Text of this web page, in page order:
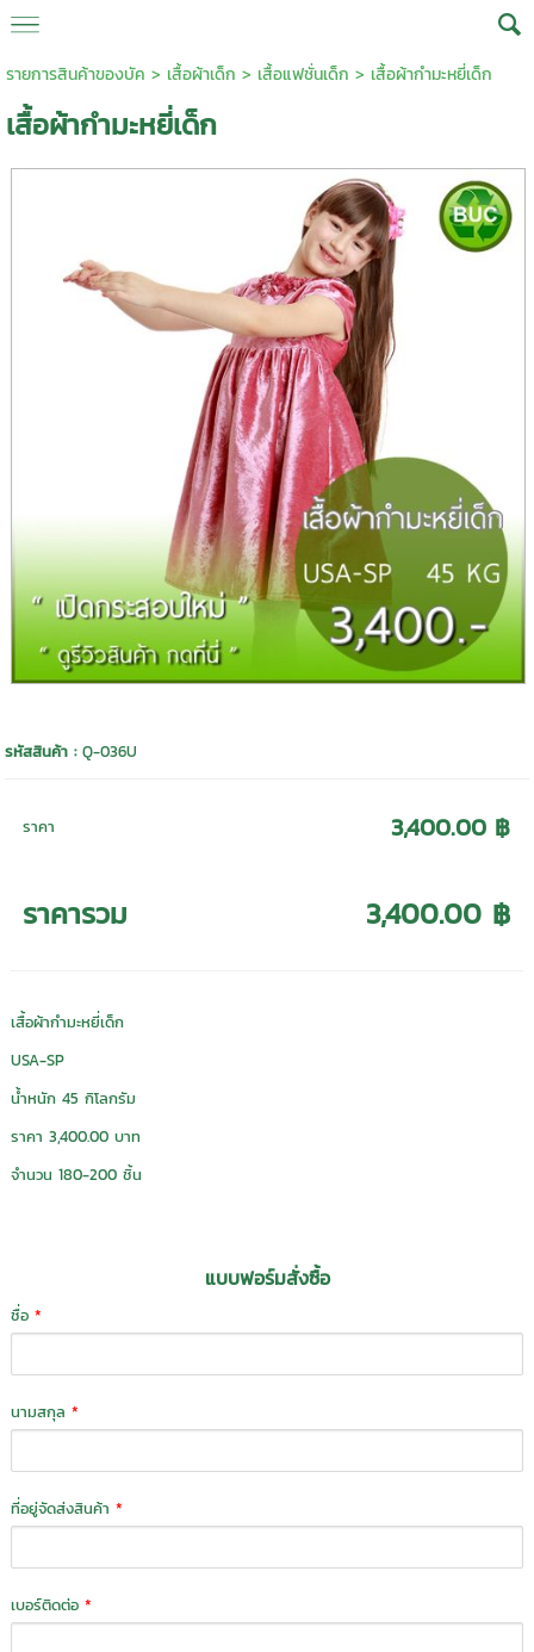
รายการสินค้าของบัค > เสื้อผ้าเด็ก > เสื้อแฟชั่นเด็ก > เสื้อผ้ากำมะหยี่เด็ก
เสื้อผ้ากำมะหยี่เด็ก
รหัสสินค้า :Q-036U
ราคา 3,400.00 ฿
ราคารวม 3,400.00 ฿
เสื้อผ้ากำมะหยี่เด็ก
USA-SP
น้ำหนัก 45 กิโลกรัม
ราคา 3,400.00 บาท
จำนวน 180-200 ชิ้น
แบบฟอร์มสั่งซื้อ
ชื่อ*
นามสกุล*
ที่อยู่จัดส่งสินค้า*
เบอร์ติดต่อ*